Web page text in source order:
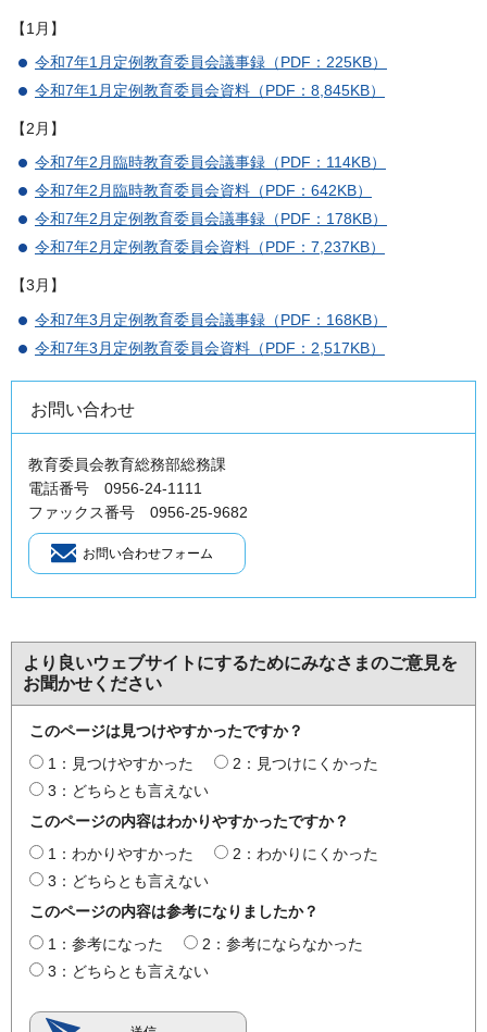
【1月】
令和7年1月定例教育委員会議事録（PDF：225KB）
令和7年1月定例教育委員会資料（PDF：8,845KB）
【2月】
令和7年2月臨時教育委員会議事録（PDF：114KB）
令和7年2月臨時教育委員会資料（PDF：642KB）
令和7年2月定例教育委員会議事録（PDF：178KB）
令和7年2月定例教育委員会資料（PDF：7,237KB）
【3月】
令和7年3月定例教育委員会議事録（PDF：168KB）
令和7年3月定例教育委員会資料（PDF：2,517KB）
お問い合わせ
教育委員会教育総務部総務課
電話番号 0956-24-1111
ファックス番号 0956-25-9682
より良いウェブサイトにするためにみなさまのご意見を
お聞かせください
このページは見つけやすかったですか？
1：見つけやすかった
2：見つけにくかった
3：どちらとも言えない
このページの内容はわかりやすかったですか？
1：わかりやすかった
2：わかりにくかった
3：どちらとも言えない
このページの内容は参考になりましたか？
1：参考になった
2：参考にならなかった
3：どちらとも言えない